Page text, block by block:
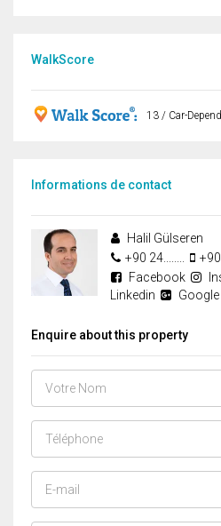
WalkScore
13 / Car-
Informations de contact
Halil Gülseren
+90 24........
+90
Facebook
Linkedin
Enquire about this property